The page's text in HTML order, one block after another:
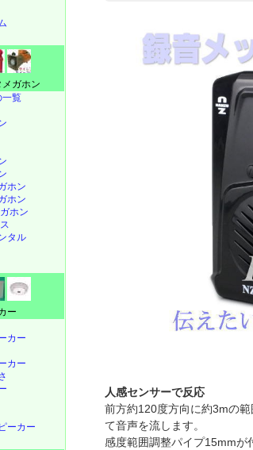
人感センサーで反応
前方約120度方向に約3mの
て音声を流します。
感度範囲調整パイプ15mmが
メガホン
一覧
ホン
ホン
ホン
タル
ー
カー
カー
ーカー